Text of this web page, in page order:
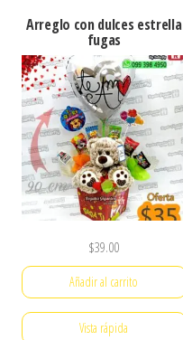
Arreglo con dulces estrella
fugas
$39.00
Añadir al carrito
Vista rápida